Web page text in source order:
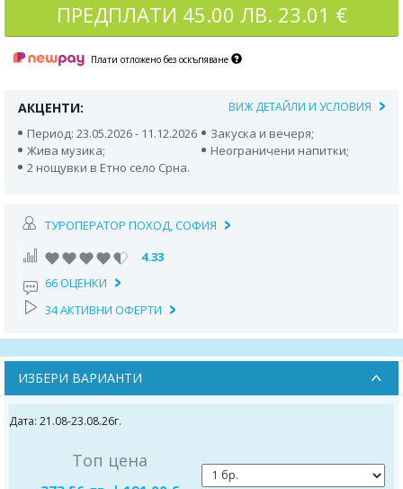
ПРЕДПЛАТИ 45.00 ЛВ. 23.01 €
Плати отложено без оскъпяване
АКЦЕНТИ: ВИЖ ДЕТАЙЛИ И УСЛОВИЯ
Период: 23.05.2026 - 11.12.2026
Закуска и вечеря;
Жива музика;
Неограничени напитки;
2 нощувки в Етно село Срна.
ТУРОПЕРАТОР ПОХОД, СОФИЯ
4.33
66 ОЦЕНКИ
34 АКТИВНИ ОФЕРТИ
ИЗБЕРИ ВАРИАНТИ
Дата: 21.08-23.08.26г.
Топ цена